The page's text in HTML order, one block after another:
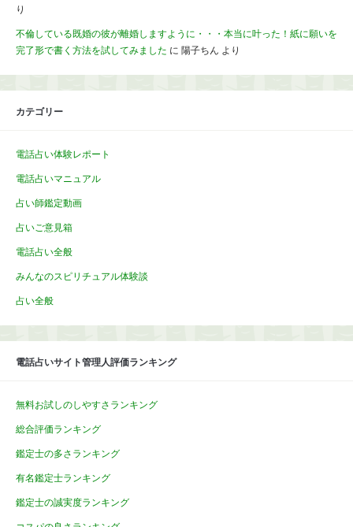
り
不倫している既婚の彼が離婚しますように・・・本当に叶った！紙に願いを
完了形で書く方法を試してみました に 陽子ちん より
カテゴリー
電話占い体験レポート
電話占いマニュアル
占い師鑑定動画
占いご意見箱
電話占い全般
みんなのスピリチュアル体験談
占い全般
電話占いサイト管理人評価ランキング
無料お試しのしやすさランキング
総合評価ランキング
鑑定士の多さランキング
有名鑑定士ランキング
鑑定士の誠実度ランキング